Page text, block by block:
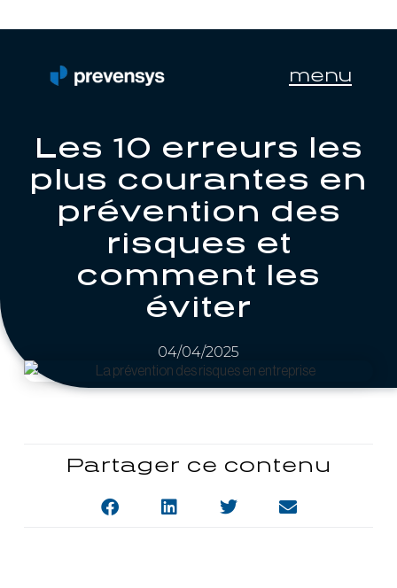
menu
Les 10 erreurs les
plus courantes en
prévention des
risques et
comment les
éviter
04/04/2025
Partager ce contenu